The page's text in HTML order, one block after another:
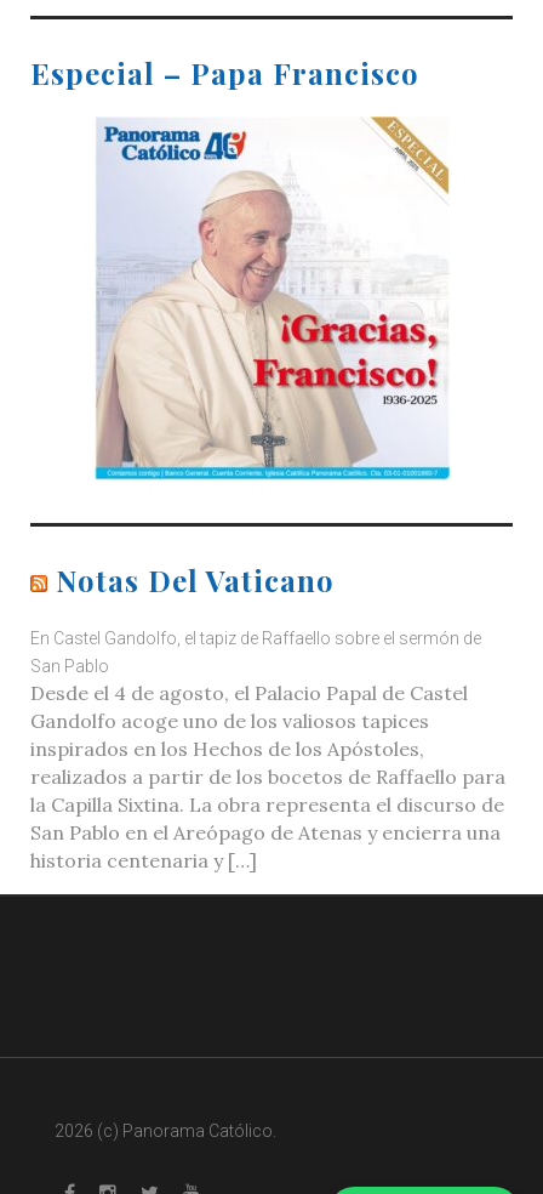
Especial – Papa Francisco
Notas Del Vaticano
En Castel Gandolfo, el tapiz de Raffaello sobre el sermón de
San Pablo
Desde el 4 de agosto, el Palacio Papal de Castel
Gandolfo acoge uno de los valiosos tapices
inspirados en los Hechos de los Apóstoles,
realizados a partir de los bocetos de Raffaello para
la Capilla Sixtina. La obra representa el discurso de
San Pablo en el Areópago de Atenas y encierra una
historia centenaria y […]
2026 (c) Panorama Católico.